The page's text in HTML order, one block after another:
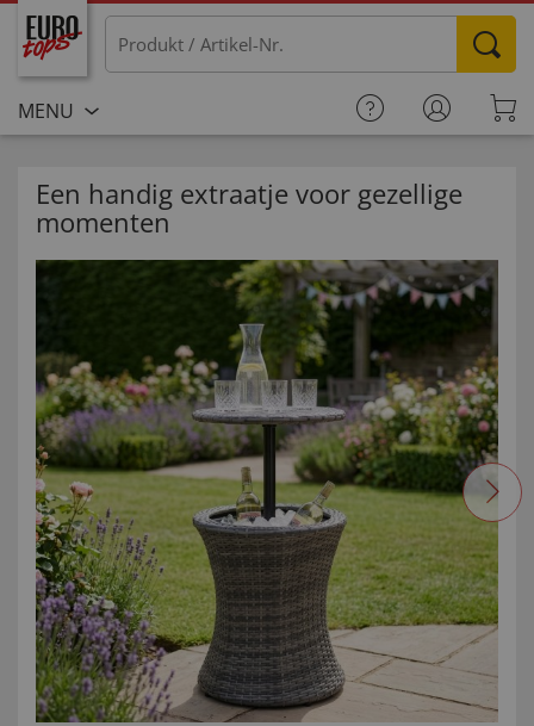
MENU
Een handig extraatje voor gezellige
momenten